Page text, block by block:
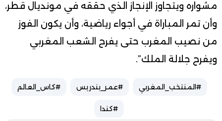
مشواره ويتجاوز الإنجاز الذي حققه في مونديال قطر،
وأن تمر المباراة في أجواء رياضية، وأن يكون الفوز
من نصيب المغرب حتى يفرح الشعب المغربي
ويفرح جلالة الملك”.
#المنتخب_المغربي #عمر_بندريس #كاس_العالم
#كندا